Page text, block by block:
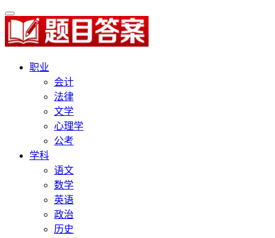
职业
会计
法律
文学
心理学
公考
学科
语文
数学
英语
政治
历史